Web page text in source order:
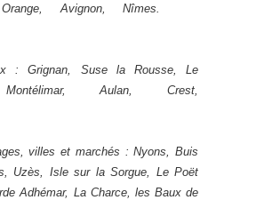
Orange, Avignon, Nîmes.
: Grignan, Suse la Rousse, Le
Aulan, Crest,
villes et marchés : Nyons, Buis
Uzès, Isle sur la Sorgue, Le Poët
Adhémar, La Charce, les Baux de